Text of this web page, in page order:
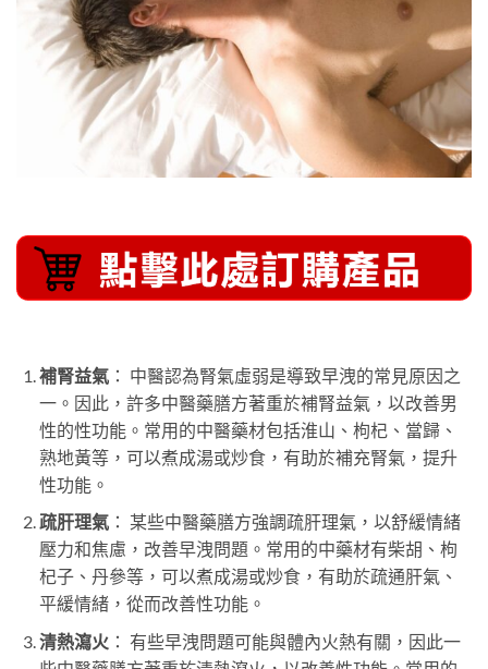
補腎益氣： 中醫認為腎氣虛弱是導致早洩的常見原因之
一。因此，許多中醫藥膳方著重於補腎益氣，以改善男
性的性功能。常用的中醫藥材包括淮山、枸杞、當歸、
熟地黃等，可以煮成湯或炒食，有助於補充腎氣，提升
性功能。
疏肝理氣： 某些中醫藥膳方強調疏肝理氣，以舒緩情緒
壓力和焦慮，改善早洩問題。常用的中藥材有柴胡、枸
杞子、丹參等，可以煮成湯或炒食，有助於疏通肝氣、
平緩情緒，從而改善性功能。
清熱瀉火： 有些早洩問題可能與體內火熱有關，因此一